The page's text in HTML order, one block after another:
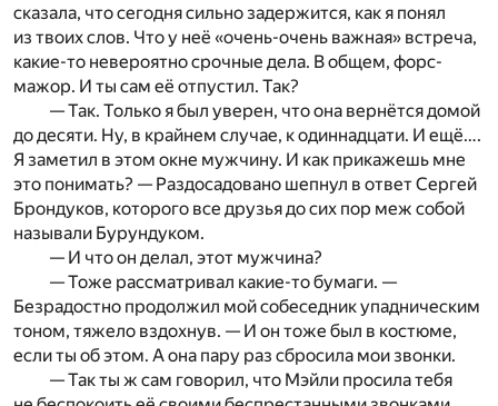
сказала, что сегодня сильно задержится, как я понял
из твоих слов. Что у неё «очень-очень важная» встреча,
какие-то невероятно срочные дела. В общем, форс-
мажор. И ты сам её отпустил. Так?
— Так. Только я был уверен, что она вернётся домой
до десяти. Ну, в крайнем случае, к одиннадцати. И ещё….
Я заметил в этом окне мужчину. И как прикажешь мне
это понимать? — Раздосадовано шепнул в ответ Сергей
Брондуков, которого все друзья до сих пор меж собой
называли Бурундуком.
— И что он делал, этот мужчина?
— Тоже рассматривал какие-то бумаги. —
Безрадостно продолжил мой собеседник упадническим
тоном, тяжело вздохнув. — И он тоже был в костюме,
если ты об этом. А она пару раз сбросила мои звонки.
— Так ты ж сам говорил, что Мэйли просила тебя